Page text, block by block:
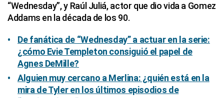
“Wednesday”, y Raúl Juliá, actor que dio vida a Gomez
Addams en la década de los 90.
De fanática de “Wednesday” a actuar en la serie:
¿cómo Evie Templeton consiguió el papel de
Agnes DeMille?
Alguien muy cercano a Merlina: ¿quién está en la
mira de Tyler en los últimos episodios de